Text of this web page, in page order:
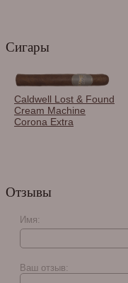
Пробойник-браслет
Claro Skull арт.
BP3132027
Сигары
Caldwell Lost & Found
Cream Machine
Corona Extra
Caldwell Lost & Found
Pepper Cream Soda
Toro
Отзывы
Имя:
Ваш отзыв: